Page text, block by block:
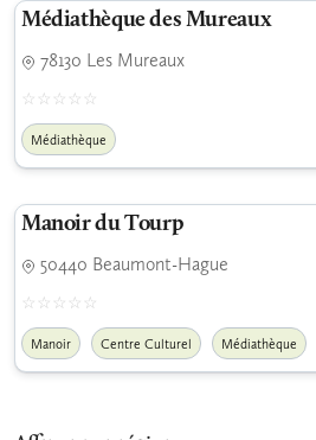
Médiathèque des Mureaux
78130 Les Mureaux
Médiathèque
Manoir du Tourp
50440 Beaumont-Hague
Manoir Centre Culturel Médiathèque